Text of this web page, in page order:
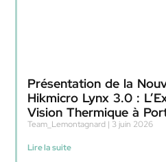
Présentation de la
Hikmicro Lynx 3.0 :
Vision Thermique à
Team_Lemontagnard 3 juin 2026
Lire la suite